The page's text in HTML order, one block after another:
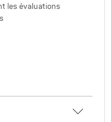
les évaluations